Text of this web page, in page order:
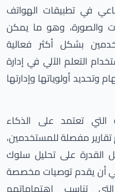
في تطبيقات الهواتف
والصورة، وهو ما يمكن
بشكل أكثر فعالية
التعلم الآلي في إدارة
أولوياتها وإدارتها
التي تعتمد على الذكاء
تقارير مفصلة للمستخدمين،
القدرة على تحليل سلوك
أن يقدم توصيات مخصصة
تناسب اهتماماتهم